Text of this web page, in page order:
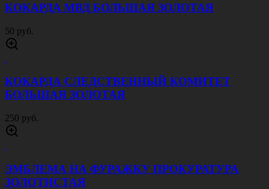
КОКАРДА МВД БОЛЬШАЯ ЗОЛОТАЯ
50 руб.
КОКАРДА СЛЕДСТВЕННЫЙ КОМИТЕТ
БОЛЬШАЯ ЗОЛОТАЯ
250 руб.
ЭМБЛЕМА НА ФУРАЖКУ ПРОКУРАТУРА
ЗОЛОТИСТАЯ